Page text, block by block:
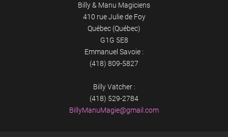
Billy & Manu Magiciens
410 rue Julie de Foy
Québec (Québec)
G1G 5E8
Emmanuel Savoie :
(418) 809-5827
Billy Vatcher :
(418) 529-2784
BillyManuMagie@gmail.com